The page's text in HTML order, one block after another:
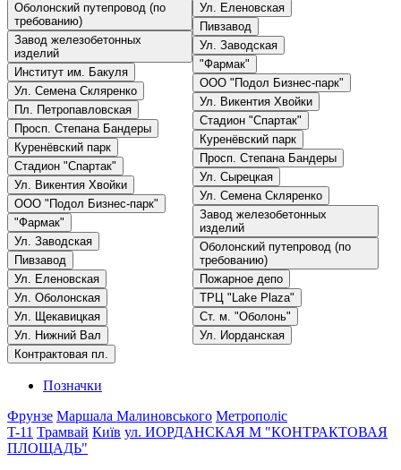
Оболонский путепровод (по
требованию)
Завод железобетонных
изделий
Институт им. Бакуля
Ул. Семена Скляренко
Пл. Петропавловская
Просп. Степана Бандеры
Куренёвский парк
Стадион "Спартак"
Ул. Викентия Хвойки
ООО "Подол Бизнес-парк"
"Фармак"
Ул. Заводская
Пивзавод
Ул. Еленовская
Ул. Оболонская
Ул. Щекавицкая
Ул. Нижний Вал
Контрактовая пл.
Ул. Еленовская
Пивзавод
Ул. Заводская
"Фармак"
ООО "Подол Бизнес-парк"
Ул. Викентия Хвойки
Стадион "Спартак"
Куренёвский парк
Просп. Степана Бандеры
Ул. Сырецкая
Ул. Семена Скляренко
Завод железобетонных
изделий
Оболонский путепровод (по
требованию)
Пожарное депо
ТРЦ "Lake Plaza"
Ст. м. "Оболонь"
Ул. Иорданская
Позначки
Фрунзе Маршала Малиновського Метрополіс
T-11 Трамвай Київ ул. ИОРДАНСКАЯ М "КОНТРАКТОВАЯ
ПЛОЩАДЬ"